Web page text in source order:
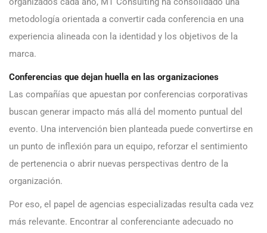
metodología orientada a convertir cada conferencia en una
experiencia alineada con la identidad y los objetivos de la
marca.
Conferencias que dejan huella en las organizaciones
Las compañías que apuestan por conferencias corporativas
buscan generar impacto más allá del momento puntual del
evento. Una intervención bien planteada puede convertirse en
un punto de inflexión para un equipo, reforzar el sentimiento
de pertenencia o abrir nuevas perspectivas dentro de la
organización.
Por eso, el papel de agencias especializadas resulta cada vez
más relevante. Encontrar al conferenciante adecuado no